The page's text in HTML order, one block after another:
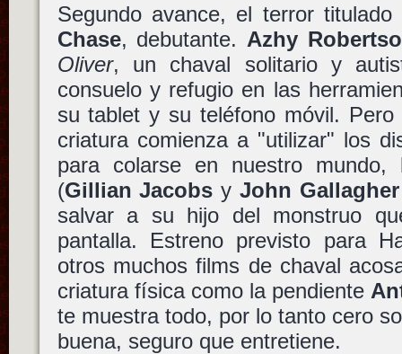
Segundo avance, el terror titulado
Chase, debutante. Azhy
Oliver, un chaval solitario y
consuelo y refugio en las
su tablet y su teléfono móvil. Pero
criatura comienza a "utilizar" los
para colarse en nuestro
(Gillian Jacobs yJohn
salvar a su hijo del monstruo
pantalla. Estreno previsto para
otros muchos films de chaval
criatura física como la pendiente
te muestra todo, por lo tanto cero
buena, seguro que entretiene.